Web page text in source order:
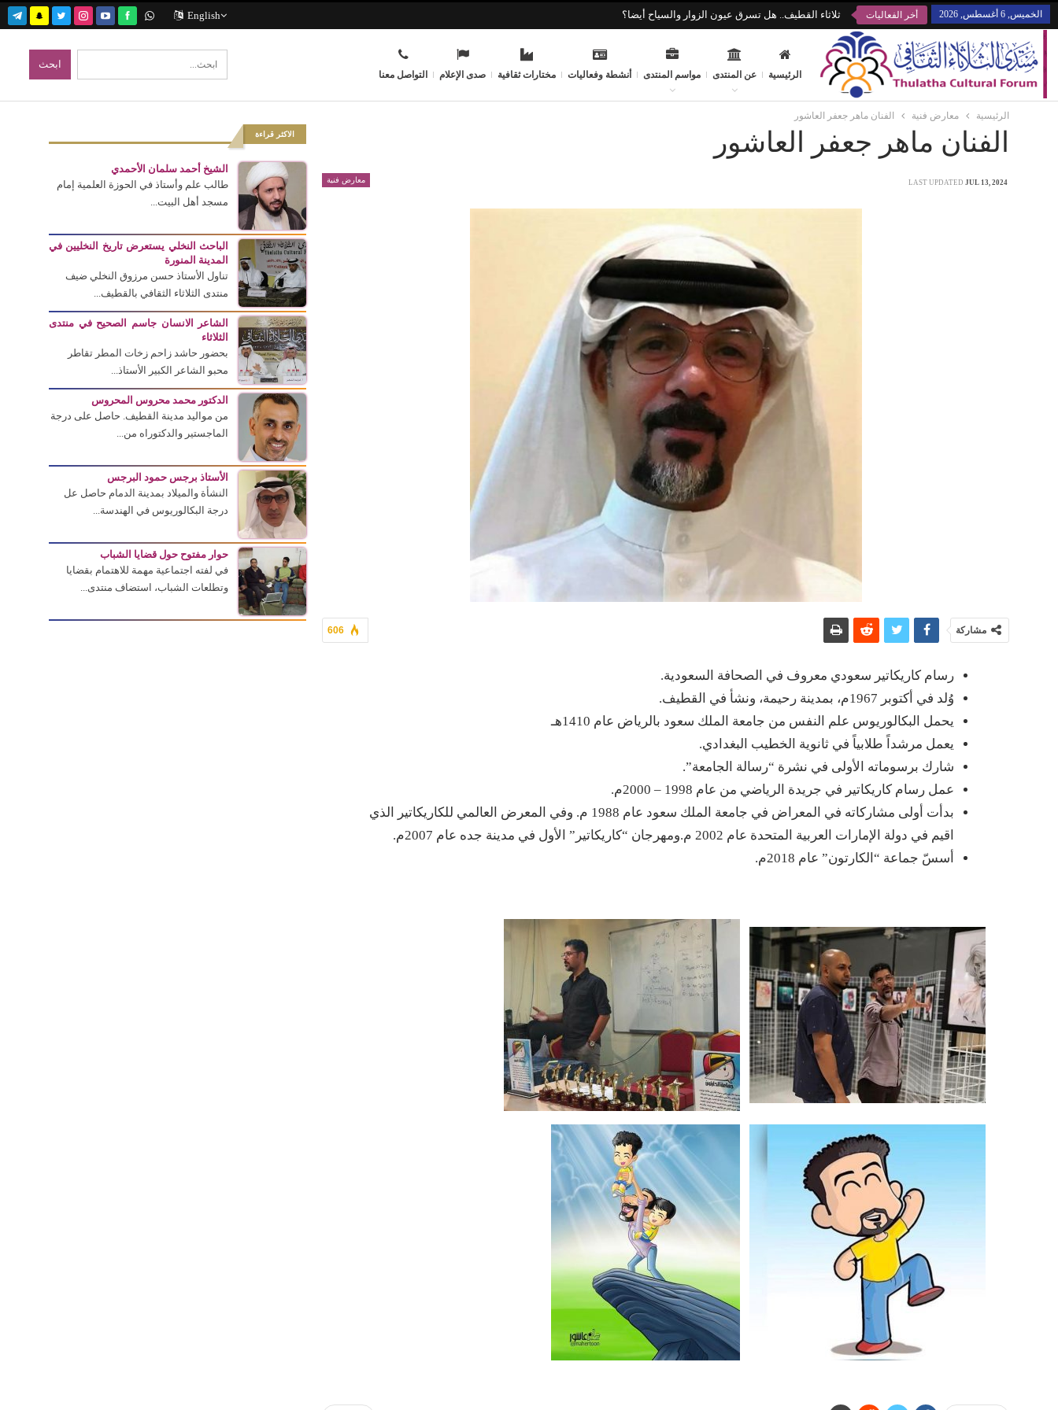
English الخميس, 6 أغسطس, 2026 أخر الفعاليات ثلاثاء القطيف.. هل تسرق عيون الزوار والسياح أيضا؟
الرئيسية عن المنتدى مواسم المنتدى أنشطة وفعاليات مختارات ثقافية صدى الإعلام التواصل معنا
الرئيسية معارض فنية الفنان ماهر جعفر العاشور
الفنان ماهر جعفر العاشور
معارض فنية LAST UPDATED JUL 13, 2024
606 مشاركة
رسام كاريكاتير سعودي معروف في الصحافة السعودية.
وُلد في أكتوبر 1967م، بمدينة رحيمة، ونشأ في القطيف.
يحمل البكالوريوس علم النفس من جامعة الملك سعود بالرياض عام 1410هـ
يعمل مرشداً طلابياً في ثانوية الخطيب البغدادي.
شارك برسوماته الأولى في نشرة “رسالة الجامعة”.
عمل رسام كاريكاتير في جريدة الرياضي من عام 1998 – 2000م.
بدأت أولى مشاركاته في المعراض في جامعة الملك سعود عام 1988 م. وفي المعرض العالمي للكاريكاتير الذي
اقيم في دولة الإمارات العربية المتحدة عام 2002 م.ومهرجان “كاريكاتير” الأول في مدينة جده عام 2007م.
أسسّ جماعة “الكارتون” عام 2018م.
الاكثر قراءة
الشيخ أحمد سلمان الأحمدي
طالب علم وأستاذ في الحوزة العلمية إمام
مسجد أهل البيت...
الباحث النخلي يستعرض تاريخ النخليين في
المدينة المنورة
تناول الأستاذ حسن مرزوق النخلي ضيف
منتدى الثلاثاء الثقافي بالقطيف...
الشاعر الانسان جاسم الصحيح في منتدى
الثلاثاء
بحضور حاشد زاحم زخات المطر تقاطر
محبو الشاعر الكبير الأستاذ...
الدكتور محمد محروس المحروس
من مواليد مدينة القطيف. حاصل على درجة
الماجستير والدكتوراه من...
الأستاذ برجس حمود البرجس
النشأة والميلاد بمدينة الدمام حاصل عل
درجة البكالوريوس في الهندسة...
حوار مفتوح حول قضايا الشباب
في لفته اجتماعية مهمة للاهتمام بقضايا
وتطلعات الشباب، استضاف منتدى...